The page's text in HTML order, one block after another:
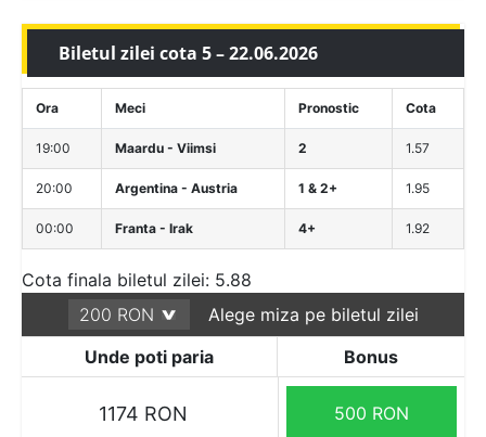
Biletul zilei cota 5 – 22.06.2026
Ora Meci Pronostic Cota
19:00 Maardu - Viimsi 2 1.57
20:00 Argentina - Austria 1 & 2+ 1.95
00:00 Franta - Irak 4+ 1.92
Cota finala biletul zilei: 5.88
Alege miza pe biletul zilei
Unde poti paria
Bonus
1174 RON 500 RON